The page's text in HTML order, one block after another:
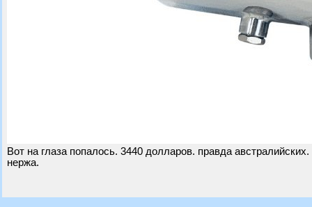
Вот на глаза попалось. 3440 долларов. правда
нержа.